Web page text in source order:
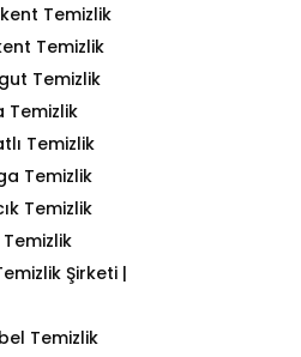
Temizlik
Temizlik
Temizlik
Temizlik
Temizlik
Temizlik
Temizlik
Şirketi |
Temizlik